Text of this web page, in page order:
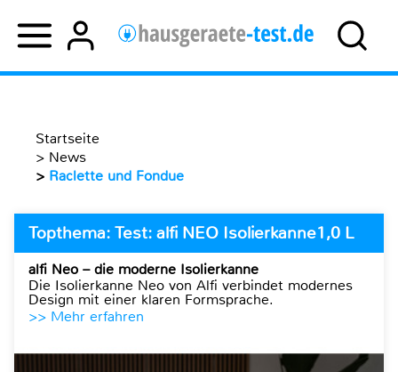
Startseite
> News
> Raclette und Fondue
Topthema: Test: alfi NEO Isolierkanne1,0 L
alfi Neo – die moderne Isolierkanne
Die Isolierkanne Neo von Alfi verbindet modernes
Design mit einer klaren Formsprache.
>> Mehr erfahren